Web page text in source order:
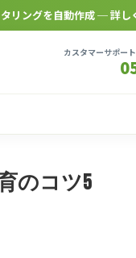
リングを自動作成 ─ 詳し
カスタマーサポー
のコツ5